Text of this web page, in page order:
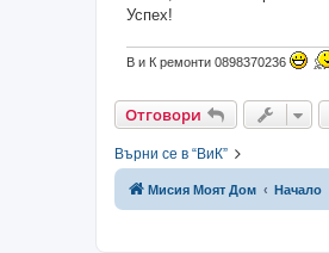
Успех!
В и К ремонти 0898370236
Отговори
Върни се в “ВиК”
Мисия Моят Дом Начало